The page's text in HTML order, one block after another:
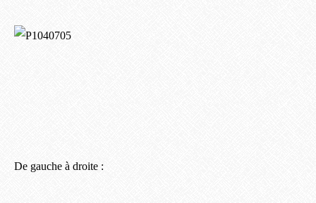
De gauche à droite :